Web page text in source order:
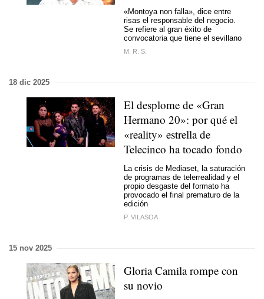
«Montoya non falla» , dice entre
risas el responsable del negocio.
Se refiere al gran éxito de
convocatoria que tiene el sevillano
M. R. S.
18 dic 2025
El desplome de «Gran
Hermano 20»: por qué el
«reality» estrella de
Telecinco ha tocado fondo
La crisis de Mediaset, la saturación
de programas de telerrealidad y el
propio desgaste del formato ha
provocado el final prematuro de la
edición
P. VILASOA
15 nov 2025
Gloria Camila rompe con
su novio